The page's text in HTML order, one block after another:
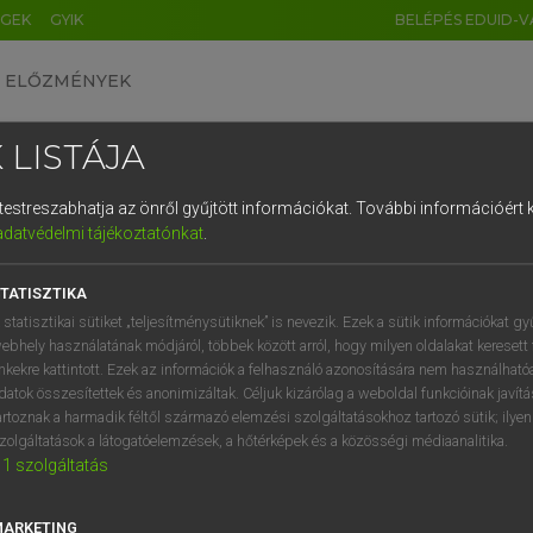
GYIK BELÉPÉS EDUID-
ELŐZMÉNYEK
szótár
VAN ELŐFIZETÉSED?
megtekintéséhez.
LISTÁJA
az önről gyűjtött információkat. További információért
tájékoztatónkat.
statisztikai sütiket „teljesítménysütiknek” is nevezik. Ezek a sütik információkat
használatának módjáról, többek között arról, hogy milyen oldalakat keresett
kattintott. Ezek az információk a felhasználó azonosítására nem
összesítettek és anonimizáltak. Céljuk kizárólag a weboldal funkcióinak
a harmadik féltől származó elemzési szolgáltatásokhoz tartozó sütik;
a látogatóelemzések, a hőtérképek és a közösségi médiaanalitika.
1 szolgáltatás
DE CN FR ES IT NL
1 2 3 4 5 6 7 8 9
q w e r t z u i
a s d f g h j k l é
í y x c v b n m , .